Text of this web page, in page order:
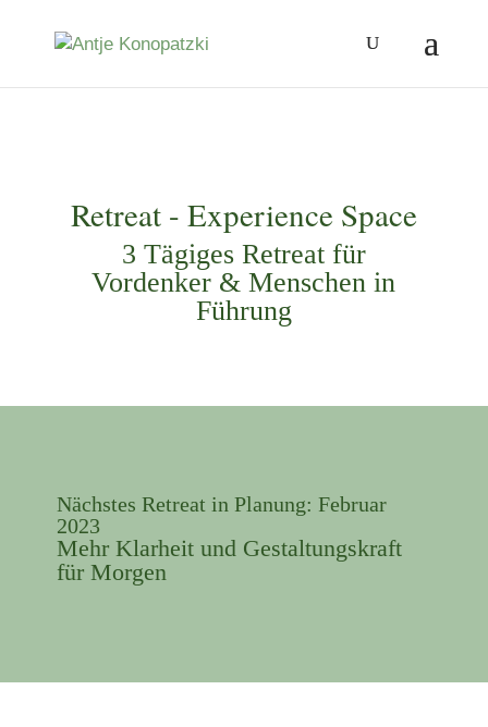
Retreat - Experience Space
3 Tägiges Retreat für
Vordenker & Menschen in
Führung
Nächstes Retreat in Planung: Februar
2023
Mehr Klarheit und Gestaltungskraft
für Morgen